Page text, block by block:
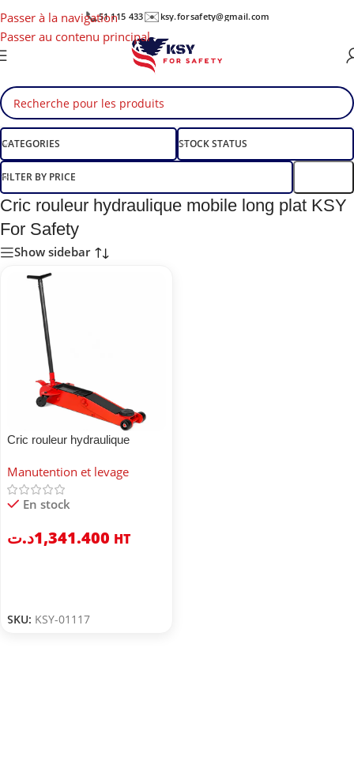
Passer à la navigation
Passer au contenu principal
📞51 115 433✉️ ksy.forsafety@gmail.com
CATEGORIES STOCK STATUS
FILTER BY PRICE
Cric rouleur hydraulique mobile long plat KSY
For Safety
Show sidebar
Cric rouleur hydraulique
Manutention et levage
En stock
1,341.400د.ت HT
SKU: KSY-01117